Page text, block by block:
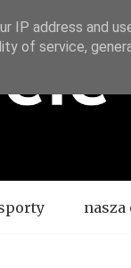
IP address and
of service,